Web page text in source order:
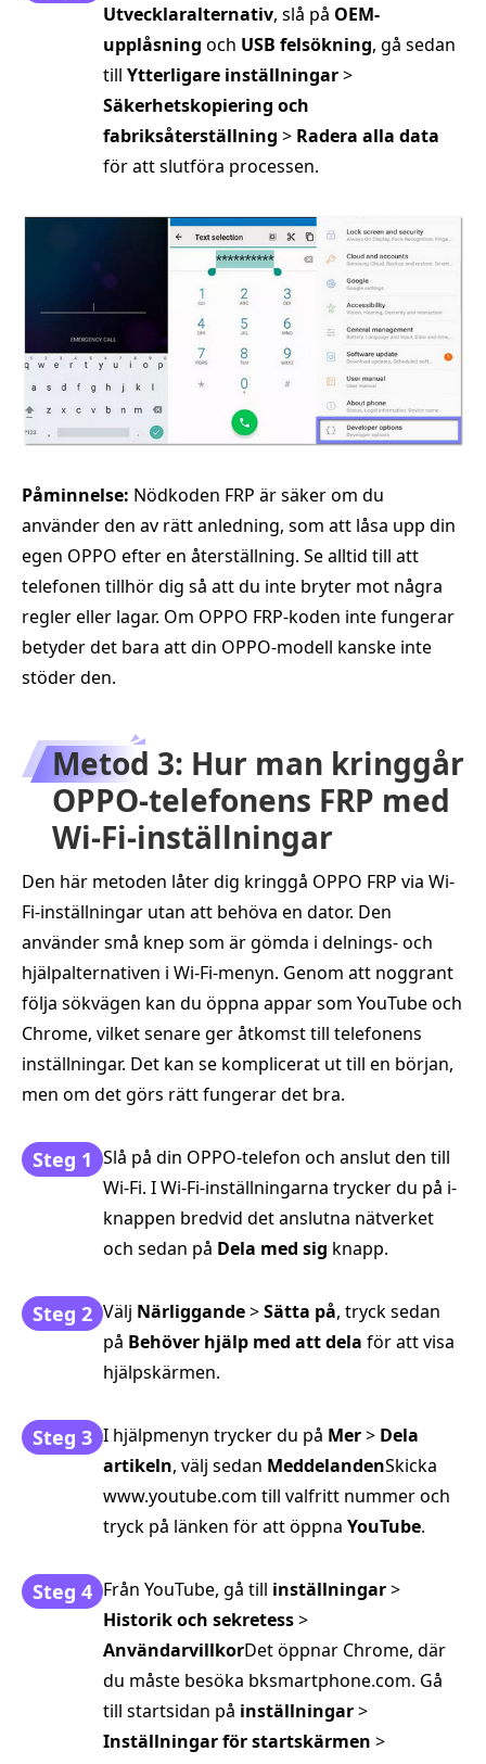
Utvecklaralternativ, slå på OEM-
upplåsning och USB felsökning, gå sedan
till Ytterligare inställningar>
Säkerhetskopiering och
fabriksåterställning > Radera alla data
för att slutföra processen.
Påminnelse: Nödkoden FRP är säker om du
använder den av rätt anledning, som att låsa upp din
egen OPPO efter en återställning. Se alltid till att
telefonen tillhör dig så att du inte bryter mot några
regler eller lagar. Om OPPO FRP-koden inte fungerar
betyder det bara att din OPPO-modell kanske inte
stöder den.
Metod 3: Hur man kringgår
OPPO-telefonens FRP med
Wi-Fi-inställningar
Den här metoden låter dig kringgå OPPO FRP via Wi-
Fi-inställningar utan att behöva en dator. Den
använder små knep som är gömda i delnings- och
hjälpalternativen i Wi-Fi-menyn. Genom att noggrant
följa sökvägen kan du öppna appar som YouTube och
Chrome, vilket senare ger åtkomst till telefonens
inställningar. Det kan se komplicerat ut till en början,
men om det görs rätt fungerar det bra.
Steg 1 Slå på din OPPO-telefon och anslut den till
Wi-Fi. I Wi-Fi-inställningarna trycker du på i-
knappen bredvid det anslutna nätverket
och sedan på Dela med sig knapp.
Steg 2 Välj Närliggande>Sätta på, tryck sedan
på Behöver hjälp med att dela för att visa
hjälpskärmen.
Steg 3 I hjälpmenyn trycker du på Mer> Dela
artikeln, välj sedan MeddelandenSkicka
www.youtube.com till valfritt nummer och
tryck på länken för att öppna YouTube.
Steg 4 Från YouTube, gå till inställningar>
Historik och sekretess>
AnvändarvillkorDet öppnar Chrome, där
du måste besöka bksmartphone.com. Gå
till startsidan på inställningar>
Inställningar för startskärmen >